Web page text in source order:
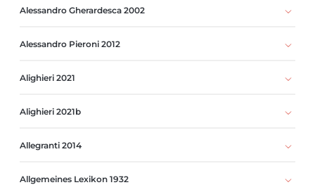
Alessandro Gherardesca 2002
Alessandro Pieroni 2012
Alighieri 2021
Alighieri 2021b
Allegranti 2014
Allgemeines Lexikon 1932